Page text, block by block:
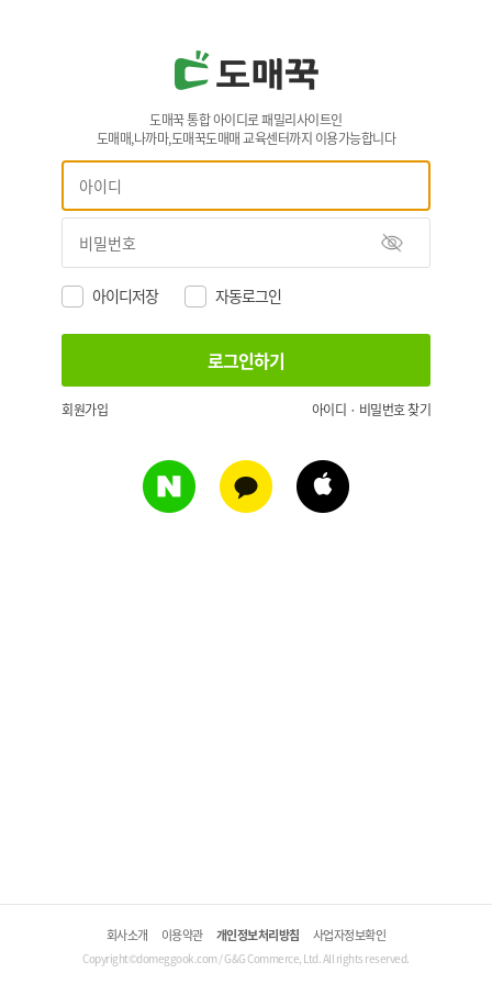
도매꾹 통합 아이디로 패밀리사이트인
도매매,나까마,도매꾹도매매 교육센터까지 이용가능합니다
아이디저장 자동로그인
회원가입 아이디 · 비밀번호 찾기
회사소개 이용약관 개인정보처리방침 사업자정보확인
Copyright©domeggook.com / G&G Commerce, Ltd. All rights reserved.